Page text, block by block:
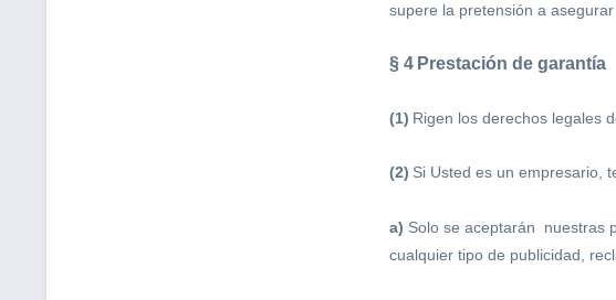
supere la pretensión a
§ 4 Prestación de garantía
(1) Rigen los derechos legales
(2) Si Usted es un empresario,
a) Solo se aceptarán nuestras
cualquier tipo de publicidad,